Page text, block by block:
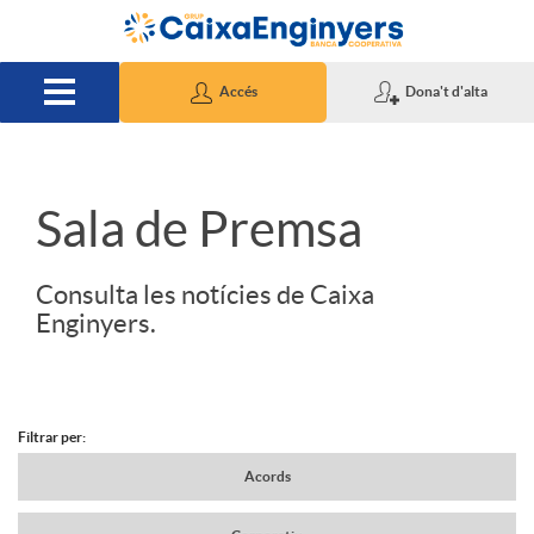
Salta al contingut principal
Accés Dona't d'alta
S
d
Sala de Premsa
Consulta les notícies de Caixa
Enginyers.
N
Filtrar per:
Acords